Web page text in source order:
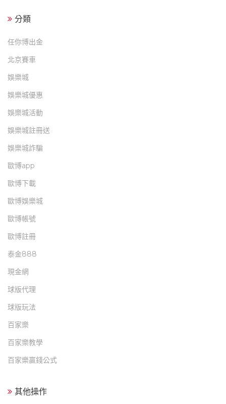
分類
任你博出金
北京賽車
娛樂城
娛樂城優惠
娛樂城活動
娛樂城註冊送
娛樂城詐騙
歐博app
歐博下載
歐博娛樂城
歐博帳號
歐博註冊
泰金888
現金網
球版代理
球版玩法
百家樂
百家樂教學
百家樂贏錢公式
其他操作